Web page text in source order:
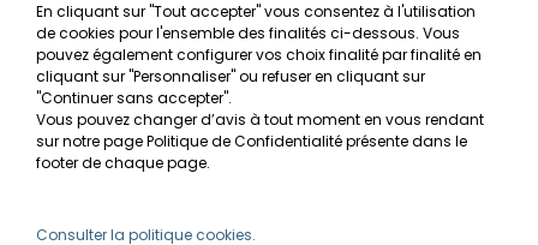
RGPD
MON COMPTE
Avantages
Créer un compte client
Besoin d'aide ?
En cliquant sur "Tout accepter" vous consentez à l'utilisation
de cookies pour l'ensemble des finalités ci-dessous. Vous
pouvez également configurer vos choix finalité par finalité en
cliquant sur "Personnaliser" ou refuser en cliquant sur
"Continuer sans accepter".
Vous pouvez changer d’avis à tout moment en vous rendant
sur notre page Politique de Confidentialité présente dans le
footer de chaque page.
Consulter la politique cookies.